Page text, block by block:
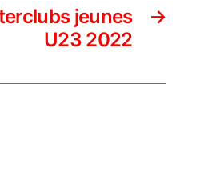
→
jeunes
U23 2022